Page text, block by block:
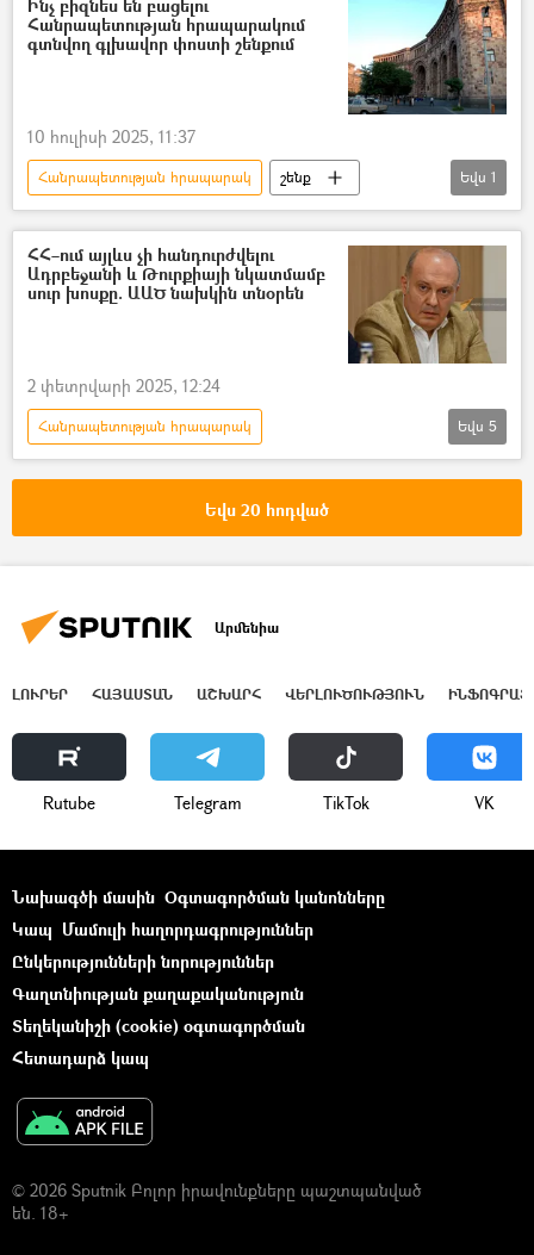
Ինչ բիզնես են բացելու
Հանրապետության հրապարակում
գտնվող գլխավոր փոստի շենքում
10 հուլիսի 2025, 11:37
Հանրապետության հրապարակ
շենք
Ներդրում
Եվս 1
ՀՀ–ում այլևս չի հանդուրժվելու
Ադրբեջանի և Թուրքիայի նկատմամբ
սուր խոսքը. ԱԱԾ նախկին տնօրեն
2 փետրվարի 2025, 12:24
Հանրապետության հրապարակ
Ղարիբ Բաբայան
երգ
Ադրբեջան
Թուրքիա
Միքայել Համբարձումյան
Եվս 5
Եվս 20 հոդված
Արմենիա
ԼՈՒՐԵՐ ՀԱՅԱՍՏԱՆ ԱՇԽԱՐՀ ՎԵՐԼՈՒԾՈՒԹՅՈՒՆ
Rutube Telegram ТikТоk VK
Նախագծի մասին Օգտագործման կանոնները
Կապ Մամուլի հաղորդագրություններ
Ընկերությունների նորություններ
Գաղտնիության քաղաքականություն
Տեղեկանիշի (cookie) օգտագործման
Հետադարձ կապ
© 2026 Sputnik Բոլոր իրավունքները պաշտպանված
են. 18+